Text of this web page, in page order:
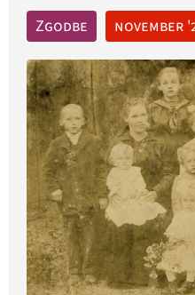
Zgodbe november